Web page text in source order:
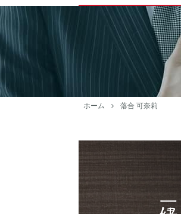
ホーム 落合 可奈莉